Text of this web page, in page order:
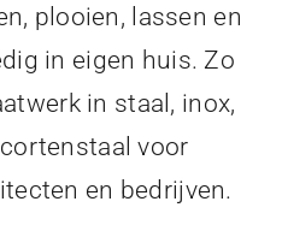
plooien, lassen en
in eigen huis. Zo
in staal, inox,
voor
en bedrijven.